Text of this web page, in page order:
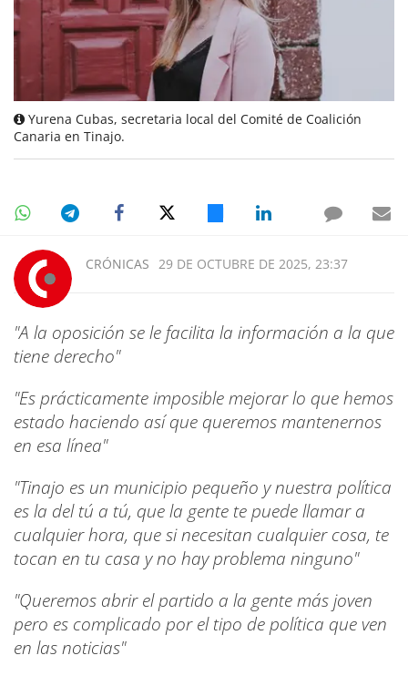
Yurena Cubas, secretaria local del Comité de Coalición
Canaria en Tinajo.
CRÓNICAS 29 DE OCTUBRE DE 2025, 23:37
"A la oposición se le facilita la información a la que
tiene derecho"
"Es prácticamente imposible mejorar lo que hemos
estado haciendo así que queremos mantenernos
en esa línea"
"Tinajo es un municipio pequeño y nuestra política
es la del tú a tú, que la gente te puede llamar a
cualquier hora, que si necesitan cualquier cosa, te
tocan en tu casa y no hay problema ninguno"
"Queremos abrir el partido a la gente más joven
pero es complicado por el tipo de política que ven
en las noticias"